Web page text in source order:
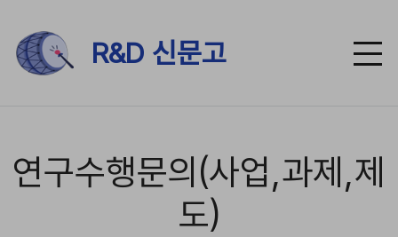
R&D 신문고
연구수행문의(사업,과제,제
도)